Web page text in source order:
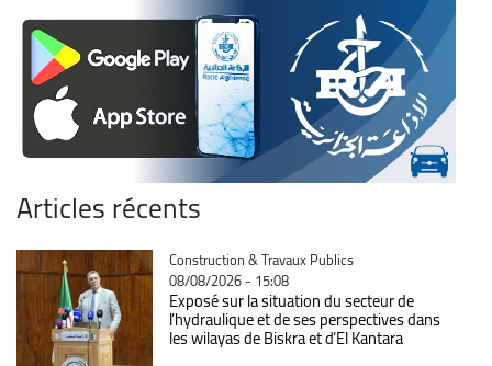
Articles récents
Catégorie
Construction & Travaux Publics
08/08/2026 - 15:08
Exposé sur la situation du secteur de
l’hydraulique et de ses perspectives dans
les wilayas de Biskra et d’El Kantara